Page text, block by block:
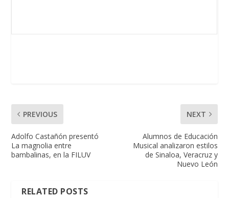
PREVIOUS
Adolfo Castañón presentó
La magnolia entre
bambalinas, en la FILUV
NEXT
Alumnos de Educación
Musical analizaron estilos
de Sinaloa, Veracruz y
Nuevo León
RELATED POSTS